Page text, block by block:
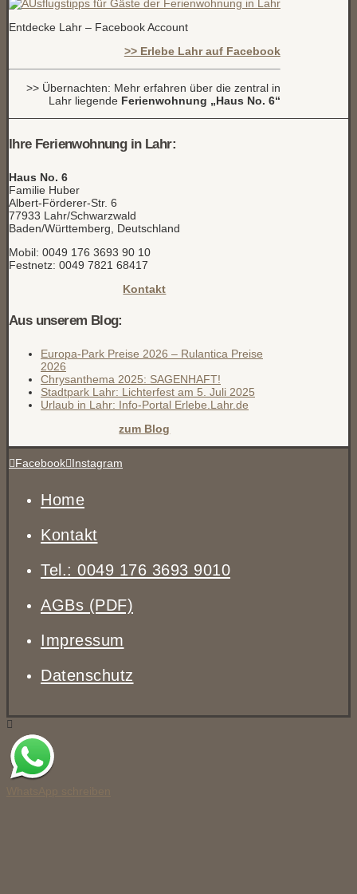
Entdecke Lahr – Facebook Account
>> Erlebe Lahr auf Facebook
>> Übernachten: Mehr erfahren über die zentral in
Lahr liegende Ferienwohnung „Haus No. 6“
Ihre Ferienwohnung in Lahr:
Haus No. 6
Familie Huber
Albert-Förderer-Str. 6
77933 Lahr/Schwarzwald
Baden/Württemberg, Deutschland
Mobil: 0049 176 3693 90 10
Festnetz: 0049 7821 68417
Kontakt
Aus unserem Blog:
Europa-Park Preise 2026 – Rulantica Preise
2026
Chrysanthema 2025: SAGENHAFT!
Stadtpark Lahr: Lichterfest am 5. Juli 2025
Urlaub in Lahr: Info-Portal Erlebe.Lahr.de
zum Blog
Facebook Instagram
Home
Kontakt
Tel.: 0049 176 3693 9010
AGBs (PDF)
Impressum
Datenschutz